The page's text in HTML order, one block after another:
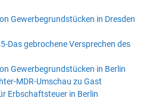
Gewerbegrundstücken in Dresden
Das gebrochene Versprechen des
Gewerbegrundstücken in Berlin
MDR-Umschau zu Gast
Erbschaftsteuer in Berlin